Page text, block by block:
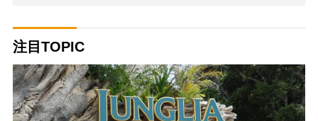
注目TOPIC